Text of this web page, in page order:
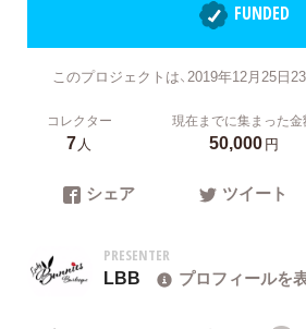
FUNDED
このプロジェクトは、2019年12月25日
コレクター
7人
現在までに集まった金
50,000円
シェア ツイート
PRESENTER
LBB プロフィールを